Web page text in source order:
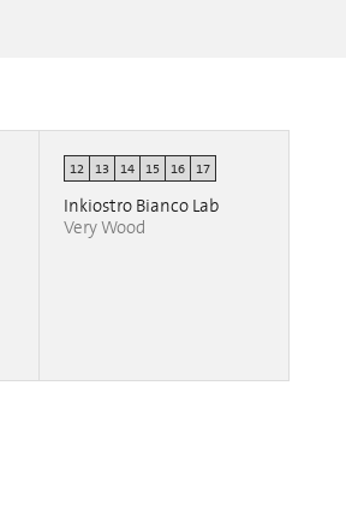
12 13 14 15 16 17
Inkiostro Bianco Lab
Very Wood